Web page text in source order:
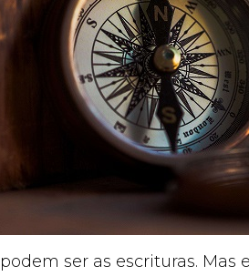
ser as escrituras. Mas